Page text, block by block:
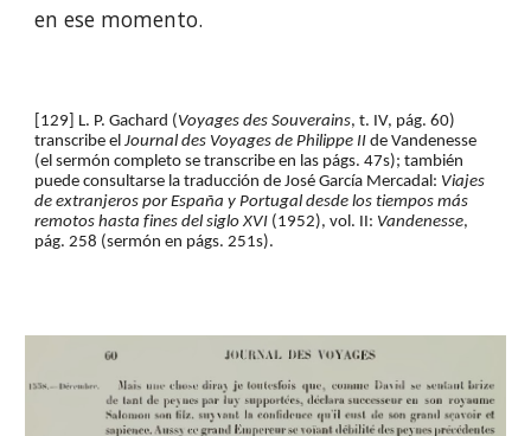
en ese momento.
[129] L. P. Gachard (Voyages des Souverains, t. IV, pág. 60)
transcribe el Journal des Voyages de Philippe II de Vandenesse
(el sermón completo se transcribe en las págs. 47s); también
puede consultarse la traducción de José García Mercadal: Viajes
de extranjeros por España y Portugal desde los tiempos más
remotos hasta fines del siglo XVI (1952), vol. II: Vandenesse,
pág. 258 (sermón en págs. 251s).